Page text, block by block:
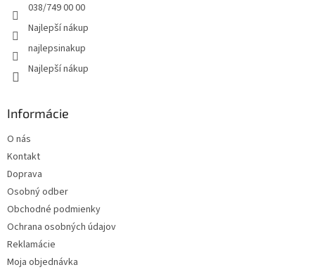
038/749 00 00
Najlepší nákup
najlepsinakup
Najlepší nákup
Informácie
O nás
Kontakt
Doprava
Osobný odber
Obchodné podmienky
Ochrana osobných údajov
Reklamácie
Moja objednávka